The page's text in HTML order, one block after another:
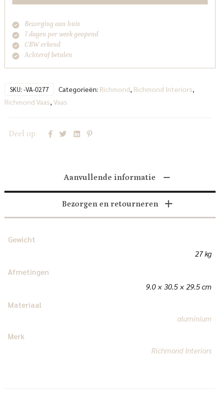
Bezorging aan huis
7 dagen per week geopend
CBW erkend
Achteraf betalen
SKU: -VA-0277 Categorieën: Richmond, Richmond Interiors,
Richmond Vaas, Vaas
Deel op
Aanvullende informatie
Bezorgen en retourneren
Gewicht
27 kg
Afmetingen
9.0 × 30.5 × 29.5 cm
Materiaal
aluminium
Merk
Richmond Interiors